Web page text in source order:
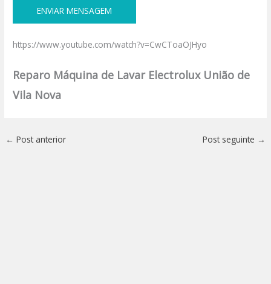
https://www.youtube.com/watch?v=CwCToaOJHyo
Reparo Máquina de Lavar Electrolux União de
Vila Nova
← Post anterior Post seguinte →